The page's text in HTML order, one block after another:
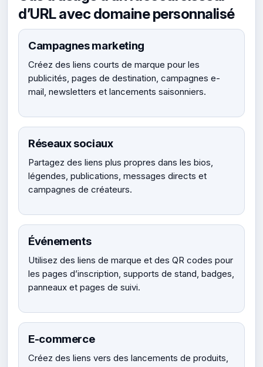
d’URL avec domaine personnalisé
Campagnes marketing
Créez des liens courts de marque pour les
publicités, pages de destination, campagnes e-
mail, newsletters et lancements saisonniers.
Réseaux sociaux
Partagez des liens plus propres dans les bios,
légendes, publications, messages directs et
campagnes de créateurs.
Événements
Utilisez des liens de marque et des QR codes pour
les pages d’inscription, supports de stand, badges,
panneaux et pages de suivi.
E-commerce
Créez des liens vers des lancements de produits,